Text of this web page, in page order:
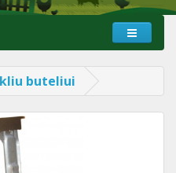
buteliui